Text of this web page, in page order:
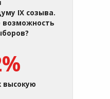
IX созыва.
возможность
высокую